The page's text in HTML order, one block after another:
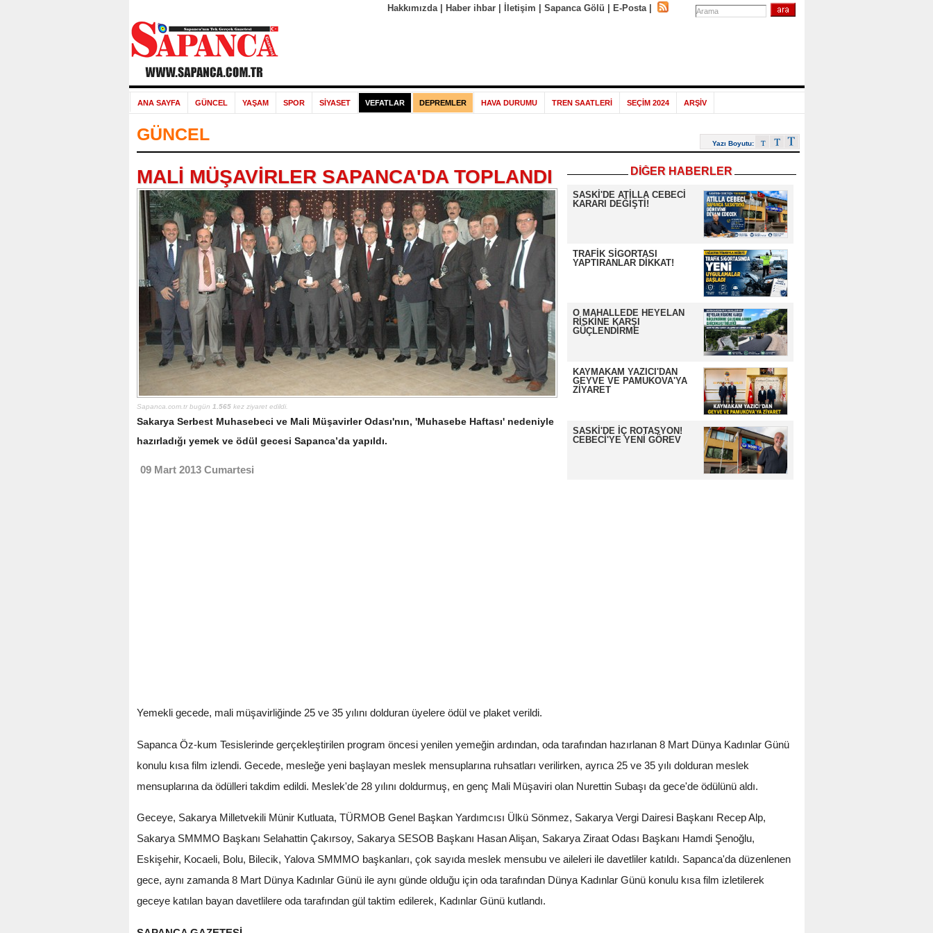
Hakkımızda| Haber ihbar| İletişim Sapanca Gölü E-Posta|
ANA SAYFA GÜNCEL YAŞAM SPOR SİYASET VEFATLAR DEPREMLER HAVA DURUMU TREN SAATLERİ SEÇİM 2024 ARŞİV
GÜNCEL Yazı Boyutu:
DİĞER HABERLER
SASKİ'DE ATİLLA CEBECİ
KARARI DEĞİŞTİ!
TRAFİK SİGORTASI
YAPTIRANLAR DİKKAT!
O MAHALLEDE HEYELAN
RİSKİNE KARŞI
GÜÇLENDİRME
KAYMAKAM YAZICI'DAN
GEYVE VE PAMUKOVA'YA
ZİYARET
SASKİ'DE İÇ ROTASYON!
CEBECİ'YE YENİ GÖREV
MALİ MÜŞAVİRLER SAPANCA'DA TOPLANDI
Sapanca.com.tr bugün 1.565kez ziyaret edildi.
Sakarya Serbest Muhasebeci ve Mali Müşavirler Odası'nın, 'Muhasebe Haftası' nedeniyle
hazırladığı yemek ve ödül gecesi Sapanca’da yapıldı.
09 Mart 2013 Cumartesi
Yemekli gecede, mali müşavirliğinde 25 ve 35 yılını dolduran üyelere ödül ve plaket verildi.
Sapanca Öz-kum Tesislerinde gerçekleştirilen program öncesi yenilen yemeğin ardından, oda tarafından hazırlanan 8 Mart Dünya Kadınlar Günü
konulu kısa film izlendi. Gecede, mesleğe yeni başlayan meslek mensuplarına ruhsatları verilirken, ayrıca 25 ve 35 yılı dolduran meslek
mensuplarına da ödülleri takdim edildi. Meslek'de 28 yılını doldurmuş, en genç Mali Müşaviri olan Nurettin Subaşı da gece'de ödülünü aldı.
Geceye, Sakarya Milletvekili Münir Kutluata, TÜRMOB Genel Başkan Yardımcısı Ülkü Sönmez, Sakarya Vergi Dairesi Başkanı Recep Alp,
Sakarya SMMMO Başkanı Selahattin Çakırsoy, Sakarya SESOB Başkanı Hasan Alişan, Sakarya Ziraat Odası Başkanı Hamdi Şenoğlu,
Eskişehir, Kocaeli, Bolu, Bilecik, Yalova SMMMO başkanları, çok sayıda meslek mensubu ve aileleri ile davetliler katıldı. Sapanca'da düzenlenen
gece, aynı zamanda 8 Mart Dünya Kadınlar Günü ile aynı günde olduğu için oda tarafından Dünya Kadınlar Günü konulu kısa film izletilerek
geceye katılan bayan davetlilere oda tarafından gül taktim edilerek, Kadınlar Günü kutlandı.